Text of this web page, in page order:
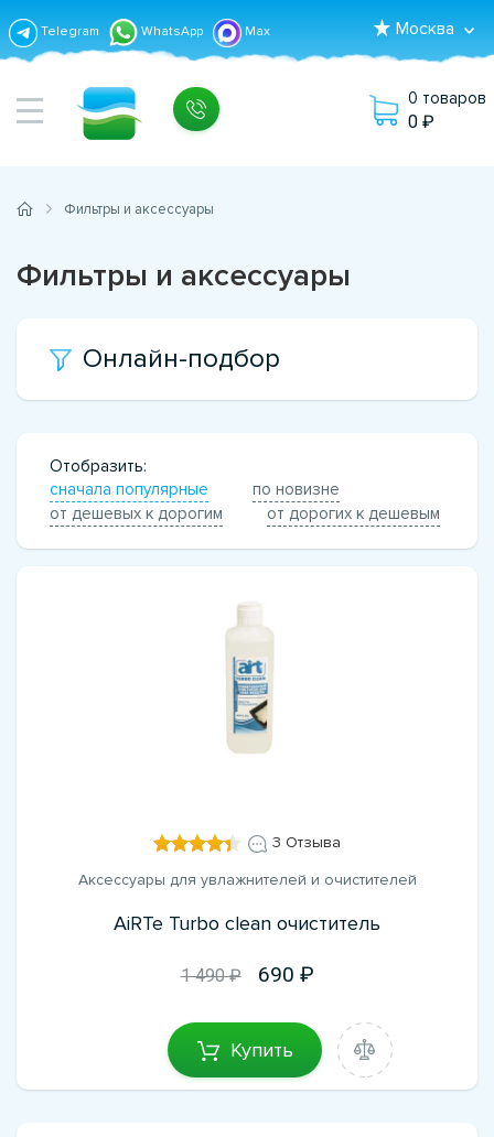
Telegram WhatsApp Max Москва
0 товаров
0
Фильтры и аксессуары
Фильтры и аксессуары
Онлайн-подбор
Отобразить:
сначала популярные
по новизне
от дешевых к дорогим
от дорогих к дешевым
3 Отзыва
Аксессуары для увлажнителей и очистителей
AiRTe Turbo clean очиститель
1 490 ₽ 690
Купить